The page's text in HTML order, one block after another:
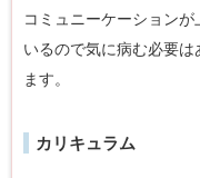
コミュニーケーション
いるので気に病む必要
ます。
カリキュラム